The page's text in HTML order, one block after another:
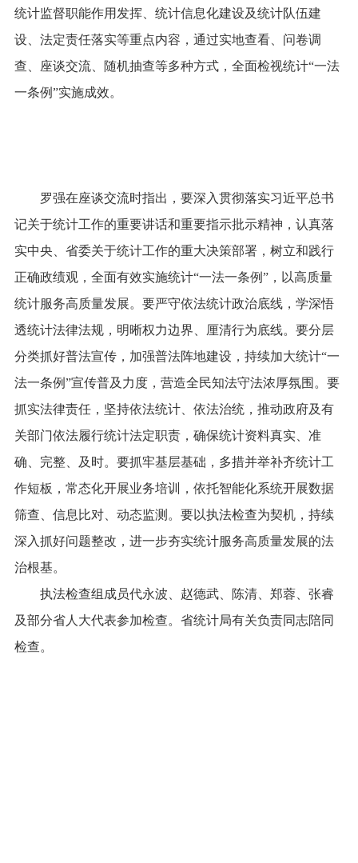
设、法定责任落实等重点内容，通过实地查看、问卷调
查、座谈交流、随机抽查等多种方式，全面检视统计“一法
一条例”实施成效。
记关于统计工作的重要讲话和重要指示批示精神，认真落
实中央、省委关于统计工作的重大决策部署，树立和践行
正确政绩观，全面有效实施统计“一法一条例”，以高质量
统计服务高质量发展。要严守依法统计政治底线，学深悟
透统计法律法规，明晰权力边界、厘清行为底线。要分层
分类抓好普法宣传，加强普法阵地建设，持续加大统计“一
法一条例”宣传普及力度，营造全民知法守法浓厚氛围。要
抓实法律责任，坚持依法统计、依法治统，推动政府及有
关部门依法履行统计法定职责，确保统计资料真实、准
确、完整、及时。要抓牢基层基础，多措并举补齐统计工
作短板，常态化开展业务培训，依托智能化系统开展数据
筛查、信息比对、动态监测。要以执法检查为契机，持续
深入抓好问题整改，进一步夯实统计服务高质量发展的法
治根基。
执法检查组成员代永波、赵德武、陈清、郑蓉、张睿
及部分省人大代表参加检查。省统计局有关负责同志陪同
检查。